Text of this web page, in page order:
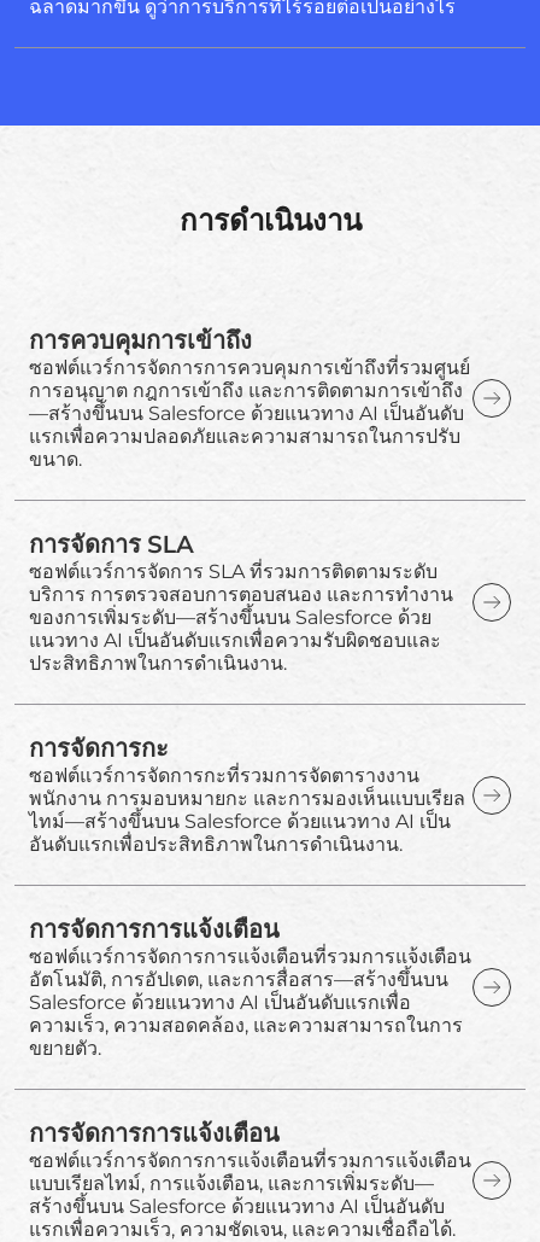
ฉลาดมากขึ้น ดูว่าการบริการที่ไร้รอยต่อเป็นอย่างไร
การดำเนินงาน
การควบคุมการเข้าถึง
ซอฟต์แวร์การจัดการการควบคุมการเข้าถึงที่รวมศูนย์
การอนุญาต กฎการเข้าถึง และการติดตามการเข้าถึง
—สร้างขึ้นบน Salesforce ด้วยแนวทาง AI เป็นอันดับ
แรกเพื่อความปลอดภัยและความสามารถในการปรับ
ขนาด.
การจัดการ SLA
ซอฟต์แวร์การจัดการ SLA ที่รวมการติดตามระดับ
บริการ การตรวจสอบการตอบสนอง และการทำงาน
ของการเพิ่มระดับ—สร้างขึ้นบน Salesforce ด้วย
แนวทาง AI เป็นอันดับแรกเพื่อความรับผิดชอบและ
ประสิทธิภาพในการดำเนินงาน.
การจัดการกะ
ซอฟต์แวร์การจัดการกะที่รวมการจัดตารางงาน
พนักงาน การมอบหมายกะ และการมองเห็นแบบเรียล
ไทม์—สร้างขึ้นบน Salesforce ด้วยแนวทาง AI เป็น
อันดับแรกเพื่อประสิทธิภาพในการดำเนินงาน.
การจัดการการแจ้งเตือน
ซอฟต์แวร์การจัดการการแจ้งเตือนที่รวมการแจ้งเตือน
อัตโนมัติ, การอัปเดต, และการสื่อสาร—สร้างขึ้นบน
Salesforce ด้วยแนวทาง AI เป็นอันดับแรกเพื่อ
ความเร็ว, ความสอดคล้อง, และความสามารถในการ
ขยายตัว.
การจัดการการแจ้งเตือน
ซอฟต์แวร์การจัดการการแจ้งเตือนที่รวมการแจ้งเตือน
แบบเรียลไทม์, การแจ้งเตือน, และการเพิ่มระดับ—
สร้างขึ้นบน Salesforce ด้วยแนวทาง AI เป็นอันดับ
แรกเพื่อความเร็ว, ความชัดเจน, และความเชื่อถือได้.